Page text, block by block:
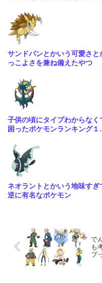
も増えてきたね
サンドパンとかいう可愛さと
っこよさを兼ね備えたやつ
子供の頃にタイプわからなく
困ったポケモンランキング１
ネオラントとかいう地味すぎ
逆に有名なポケモン
で
も
プ